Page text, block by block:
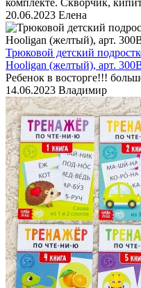
20.06.2023 Елена
Трюковой детский
Hooligan (желтый), арт.
Ребенок в восторге!!!
14.06.2023 Владимир